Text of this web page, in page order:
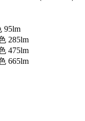
95lm
285lm
475lm
665lm